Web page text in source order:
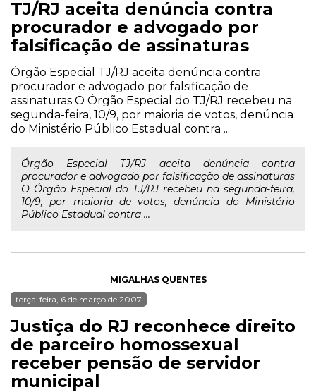
TJ/RJ aceita denúncia contra
procurador e advogado por
falsificação de assinaturas
Órgão Especial TJ/RJ aceita denúncia contra
procurador e advogado por falsificação de
assinaturas O Órgão Especial do TJ/RJ recebeu na
segunda-feira, 10/9, por maioria de votos, denúncia
do Ministério Público Estadual contra ...
Órgão Especial TJ/RJ aceita denúncia contra
procurador e advogado por falsificação de assinaturas
O Órgão Especial do TJ/RJ recebeu na segunda-feira,
10/9, por maioria de votos, denúncia do Ministério
Público Estadual contra ...
MIGALHAS QUENTES
terça-feira, 6 de março de 2007
Justiça do RJ reconhece direito
de parceiro homossexual
receber pensão de servidor
municipal